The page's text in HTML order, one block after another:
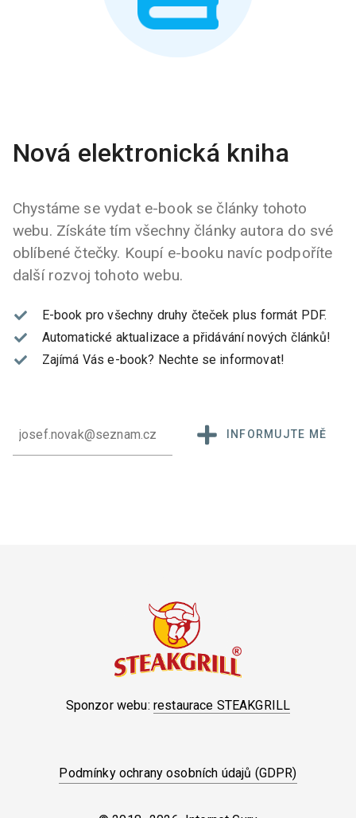
Nová elektronická kniha
Chystáme se vydat e-book se články tohoto
webu. Získáte tím všechny články autora do své
oblíbené čtečky. Koupí e-booku navíc podpoříte
další rozvoj tohoto webu.
E-book pro všechny druhy čteček plus formát PDF.
Automatické aktualizace a přidávání nových článků!
Zajímá Vás e-book? Nechte se informovat!
INFORMUJTE MĚ
Sponzor webu: restaurace STEAKGRILL
Podmínky ochrany osobních údajů (GDPR)